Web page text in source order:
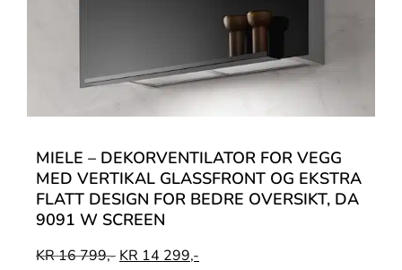
MIELE – DEKORVENTILATOR FOR VEGG
MED VERTIKAL GLASSFRONT OG EKSTRA
FLATT DESIGN FOR BEDRE OVERSIKT, DA
9091 W SCREEN
KR16 799,- KR 14 299,-